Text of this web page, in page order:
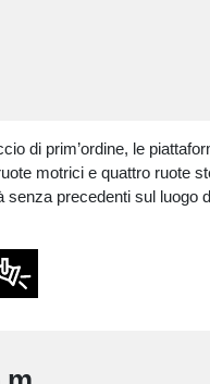
di prim’ordine, le
motrici e quattro ruote
senza precedenti sul luogo